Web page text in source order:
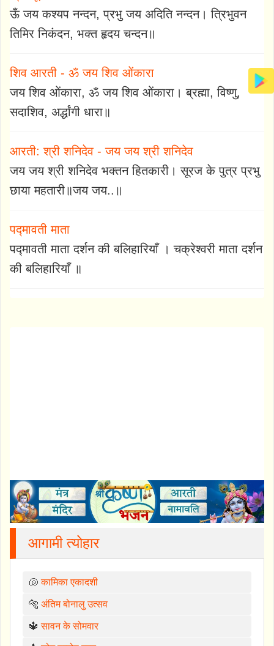
ऊँ जय कश्यप नन्दन, प्रभु जय अदिति नन्दन। त्रिभुवन
तिमिर निकंदन, भक्त हृदय चन्दन॥
शिव आरती - ॐ जय शिव ओंकारा
जय शिव ओंकारा, ॐ जय शिव ओंकारा। ब्रह्मा, विष्णु,
सदाशिव, अर्द्धांगी धारा॥
आरती: श्री शनिदेव - जय जय श्री शनिदेव
जय जय श्री शनिदेव भक्तन हितकारी। सूरज के पुत्र प्रभु
छाया महतारी॥जय जय..॥
पद्मावती माता
पद्मावती माता दर्शन की बलिहारियाँ । चक्रेश्वरी माता दर्शन
की बलिहारियाँ ॥
आगामी त्योहार
🐚कामिका एकादशी
🐅 अंतिम बोनालु उत्सव
🔱सावन के सोमवार